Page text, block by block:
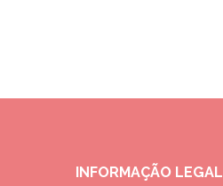
INFORMAÇÃO LEGAL